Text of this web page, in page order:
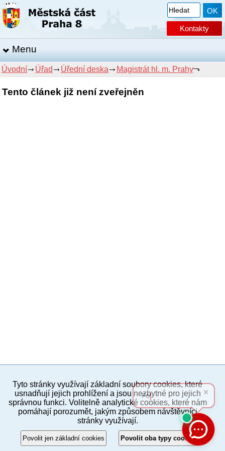
Kontakty
Menu
Úvodní Úřad Úřední deska Magistrát hl. m. Prahy
Tento článek již není zveřejněn
PC verze ENG
Povinné a praktické informace
© 2012–2019 MČ Praha 8
Tyto stránky využívají základní soubory cookies, které
usnadňují jejich prohlížení a jsou nezbytné pro jejich
správnou funkci. Volitelně analytické cookies, které nám
pomáhají porozumět, jakým způsobem návštěvníci
stránky využívají.
Povolit jen základní cookies Povolit oba typy cookies